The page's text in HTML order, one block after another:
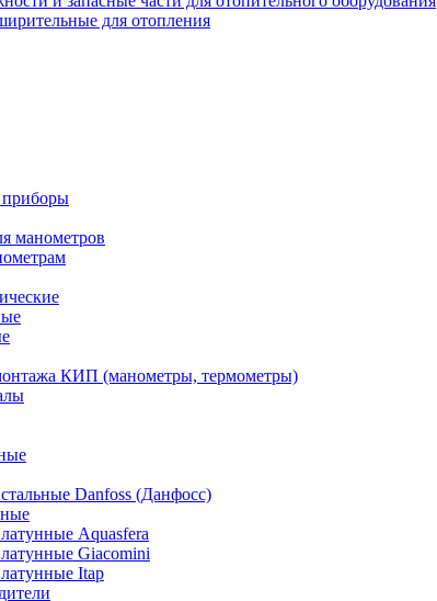
для отопления
приборы
манометров
КИП (манометры, термометры)
Danfoss (Данфосс)
Aquasfera
Giacomini
Itap